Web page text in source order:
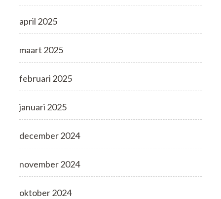
april 2025
maart 2025
februari 2025
januari 2025
december 2024
november 2024
oktober 2024